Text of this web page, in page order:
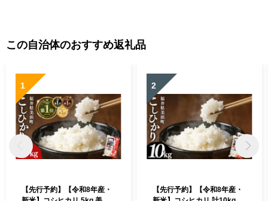
この自治体のおすすめ返礼品
1
【先行予約】【令和8年産・
2
【先行予約】【令和8年産・